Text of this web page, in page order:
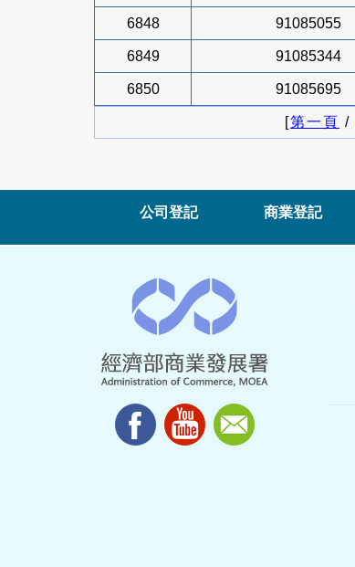
6848 91085055
6849 91085344
6850 91085695
[第一頁 /
公司登記 商業登記